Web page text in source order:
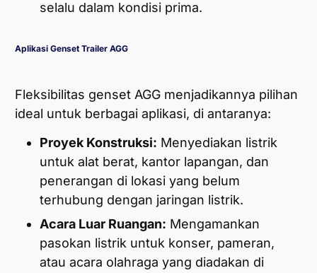
selalu dalam kondisi prima.
Aplikasi Genset Trailer AGG
Fleksibilitas genset AGG menjadikannya pilihan
ideal untuk berbagai aplikasi, di antaranya:
Proyek Konstruksi: Menyediakan listrik
untuk alat berat, kantor lapangan, dan
penerangan di lokasi yang belum
terhubung dengan jaringan listrik.
Acara Luar Ruangan: Mengamankan
pasokan listrik untuk konser, pameran,
atau acara olahraga yang diadakan di